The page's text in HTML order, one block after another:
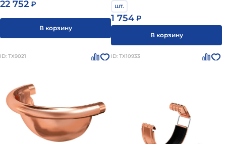
22 752 ₽
В корзину
шт.
1 754 ₽
В корзину
ID: ТХ9021 ID: ТХ10933